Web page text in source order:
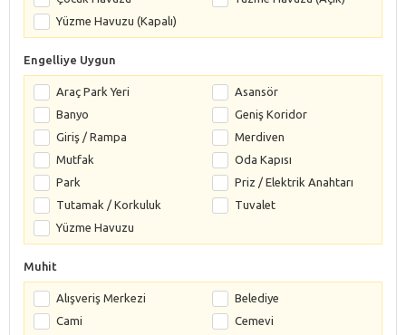
Yüzme Havuzu (Kapalı)
Engelliye Uygun
Araç Park Yeri
Asansör
Banyo
Geniş Koridor
Giriş / Rampa
Merdiven
Mutfak
Oda Kapısı
Park
Priz / Elektrik Anahtarı
Tutamak / Korkuluk
Tuvalet
Yüzme Havuzu
Muhit
Alışveriş Merkezi
Belediye
Cami
Cemevi